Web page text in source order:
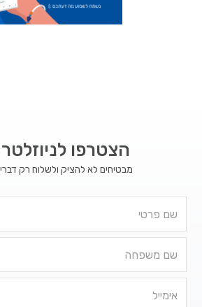
הצטרפו
מבטיחים לא להציק ולשלוח רק